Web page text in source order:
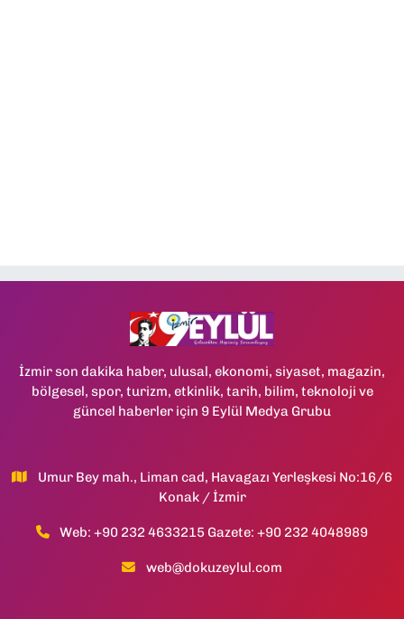
İzmir son dakika haber, ulusal, ekonomi, siyaset, magazin,
bölgesel, spor, turizm, etkinlik, tarih, bilim, teknoloji ve
güncel haberler için 9 Eylül Medya Grubu
Umur Bey mah., Liman cad, Havagazı Yerleşkesi No:16/6
Konak / İzmir
Web: +90 232 4633215 Gazete: +90 232 4048989
web@dokuzeylul.com